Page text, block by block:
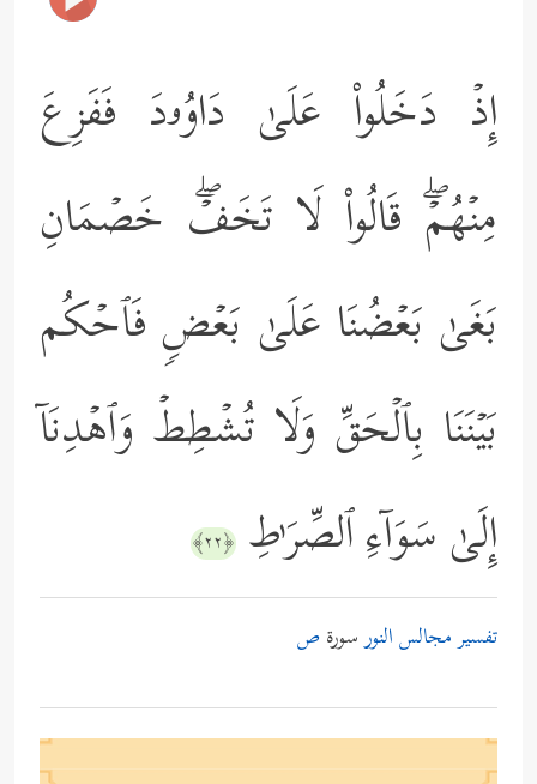
إِذۡ دَخَلُواْ عَلَىٰ دَاوُۥدَ فَفَزِعَ
مِنۡهُمۡۖ قَالُواْ لَا تَخَفۡۖ خَصۡمَانِ
بَغَىٰ بَعۡضُنَا عَلَىٰ بَعۡضࣲ فَٱحۡكُم
بَیۡنَنَا بِٱلۡحَقِّ وَلَا تُشۡطِطۡ وَٱهۡدِنَاۤ
إِلَىٰ سَوَاۤءِ ٱلصِّرَ ٰ⁠طِ ﴿٢٢﴾
تفسير مجالس النورسورة ص